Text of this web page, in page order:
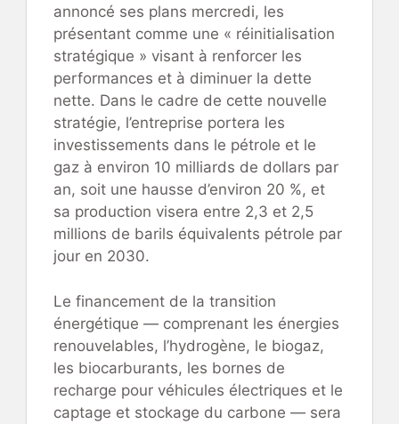
annoncé ses plans mercredi, les
présentant comme une « réinitialisation
stratégique » visant à renforcer les
performances et à diminuer la dette
nette. Dans le cadre de cette nouvelle
stratégie, l’entreprise portera les
investissements dans le pétrole et le
gaz à environ 10 milliards de dollars par
an, soit une hausse d’environ 20 %, et
sa production visera entre 2,3 et 2,5
millions de barils équivalents pétrole par
jour en 2030.
Le financement de la transition
énergétique — comprenant les énergies
renouvelables, l’hydrogène, le biogaz,
les biocarburants, les bornes de
recharge pour véhicules électriques et le
captage et stockage du carbone — sera